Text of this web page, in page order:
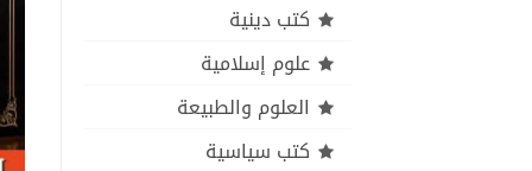
كتب دينية
علوم إسلامية
العلوم والطبيعة
كتب سياسية